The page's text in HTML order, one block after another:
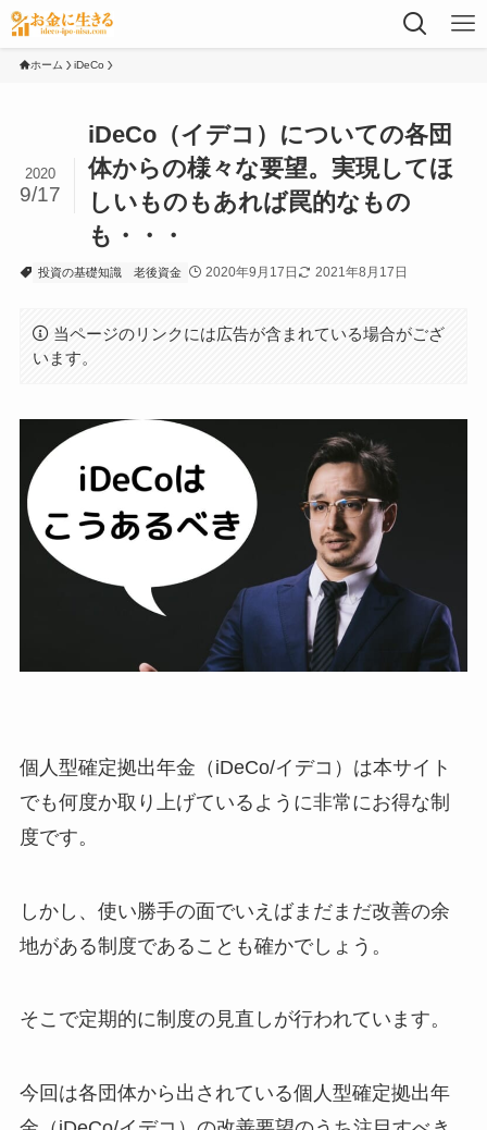
ホーム iDeCo
iDeCo（イデコ）についての各団
体からの様々な要望。実現してほ
しいものもあれば罠的なもの
も・・・
2020
9/17
投資の基礎知識 老後資金 2020年9月17日 2021年8月17日
当ページのリンクには広告が含まれている場合がござ
います。
個人型確定拠出年金（iDeCo/イデコ）は本サイト
でも何度か取り上げているように非常にお得な制
度です。
しかし、使い勝手の面でいえばまだまだ改善の余
地がある制度であることも確かでしょう。
そこで定期的に制度の見直しが行われています。
今回は各団体から出されている個人型確定拠出年